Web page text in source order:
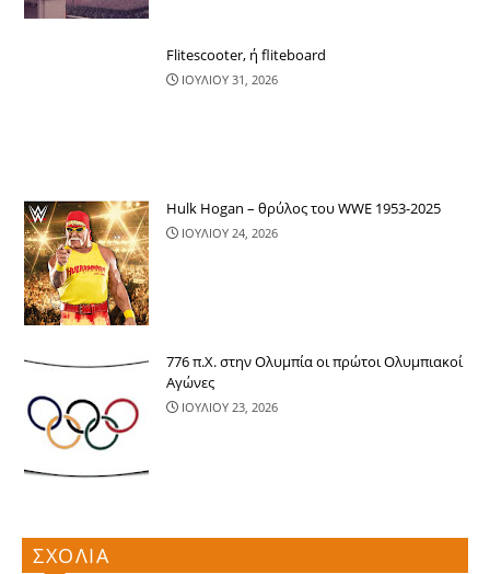
Flitescooter, ή fliteboard
ΙΟΥΛΙΟΥ 31, 2026
Hulk Hogan – θρύλος του WWE 1953-2025
ΙΟΥΛΙΟΥ 24, 2026
776 π.Χ. στην Ολυμπία οι πρώτοι Ολυμπιακοί
Αγώνες
ΙΟΥΛΙΟΥ 23, 2026
ΣΧΟΛΙΑ